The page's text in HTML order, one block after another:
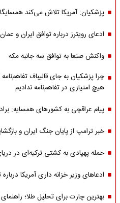
پزشکیان: آمریکا تلاش می‌کند
ادعای رویترز درباره توافق ایران و
واکنش صنعا به توافق سه جانبه مکه
چرا پزشکیان به جای قالیباف
هیچ امتیازی در تفاهم‌نامه ندادیم
پیام عراقچی به کشورهای همسایه:
خبر ترامپ از پایان جنگ ایران و
حمله پهپادی به کشتی ترکیه‌ای در
ادعاهای وزیر خزانه داری آمریکا
بهترین چارت برای تحلیل طلا؛